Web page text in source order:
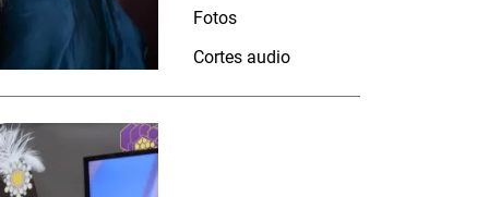
Fotos
Cortes audio